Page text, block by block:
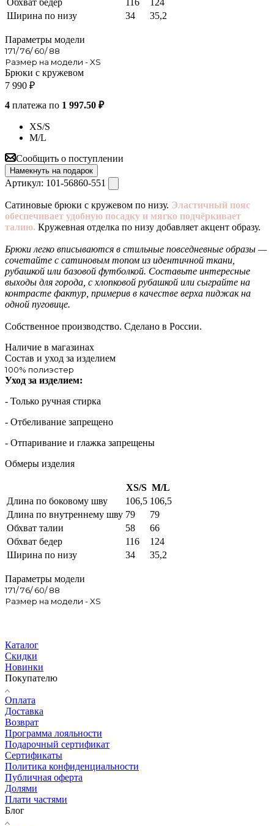
Ширина по низу
34 35,2
Параметры модели
171/ 76/ 60/ 88
Размер на модели - XS
Брюки с кружевом
7 990 ₽
4 платежа по 1 997.50 ₽
XS/S
M/L
Сообщить о поступлении
Намекнуть на подарок
Артикул: 101-56860-551
Сатиновые брюки с кружевом по низу. Эластичный пояс
обеспечивает удобную посадку и мягко подчёркивает
талию. Кружевная отделка по низу добавляет акцент образу.
Брюки легко вписываются в стильные повседневные образы —
сочетайте с сатиновым топом из идентичной ткани,
рубашкой или базовой футболкой. Составьте интересные
выходы для города, с хлопковой рубашкой или сыграйте на
контрасте фактур, примерив в качестве верха пиджак на
одной пуговице.
Собственное производство. Сделано в России.
Наличие в магазинах
Состав и уход за изделием
100% полиэстер
Уход за изделием:
- Только ручная стирка
- Отбеливание запрещено
- Отпаривание и глажка запрещены
Обмеры изделия
XS/S M/L
Длина по боковому шву
106,5 106,5
Длина по внутреннему шву 79
79
Обхват талии
58
66
Обхват бедер
116
124
Ширина по низу
34 35,2
Параметры модели
171/ 76/ 60/ 88
Размер на модели - XS
Каталог
Скидки
Новинки
Покупателю
Оплата
Доставка
Возврат
Программа лояльности
Подарочный сертификат
Сертификаты
Политика конфиденциальности
Публичная оферта
Долями
Плати частями
Блог